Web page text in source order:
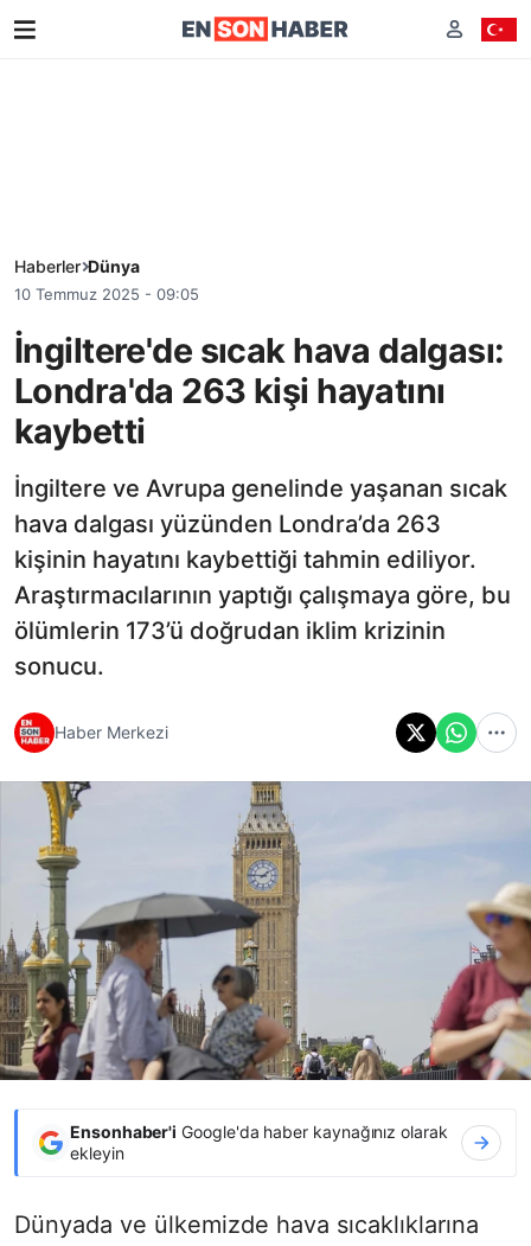
Haberler Dünya
10 Temmuz 2025 - 09:05
İngiltere'de sıcak hava dalgası:
Londra'da 263 kişi hayatını
kaybetti
İngiltere ve Avrupa genelinde yaşanan sıcak
hava dalgası yüzünden Londra’da 263
kişinin hayatını kaybettiği tahmin ediliyor.
Araştırmacılarının yaptığı çalışmaya göre, bu
ölümlerin 173’ü doğrudan iklim krizinin
sonucu.
Haber Merkezi
Ensonhaber'i Google'da haber kaynağınız olarak
ekleyin
Dünyada ve ülkemizde hava sıcaklıklarına